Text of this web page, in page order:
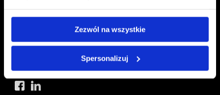
Zezwól na wszystkie
Spersonalizuj
DATA CENTER WROCŁAW